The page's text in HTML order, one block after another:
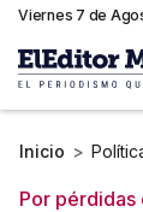
Viernes 7 de
Inicio >
Por pérdidas